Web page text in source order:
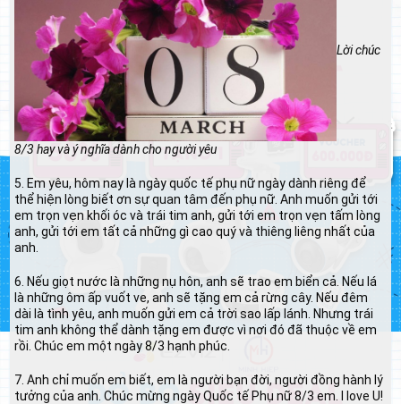
Lời chúc
8/3 hay và ý nghĩa dành cho người yêu
5. Em yêu, hôm nay là ngày quốc tế phụ nữ ngày dành riêng để
thể hiện lòng biết ơn sự quan tâm đến phụ nữ. Anh muốn gửi tới
em trọn vẹn khối óc và trái tim anh, gửi tới em trọn vẹn tấm lòng
anh, gửi tới em tất cả những gì cao quý và thiêng liêng nhất của
anh.
6. Nếu giọt nước là những nụ hôn, anh sẽ trao em biển cả. Nếu lá
là những ôm ấp vuốt ve, anh sẽ tặng em cả rừng cây. Nếu đêm
dài là tình yêu, anh muốn gửi em cả trời sao lấp lánh. Nhưng trái
tim anh không thể dành tặng em được vì nơi đó đã thuộc về em
rồi. Chúc em một ngày 8/3 hạnh phúc.
7. Anh chỉ muốn em biết, em là người bạn đời, người đồng hành lý
tưởng của anh. Chúc mừng ngày Quốc tế Phụ nữ 8/3 em. I love U!